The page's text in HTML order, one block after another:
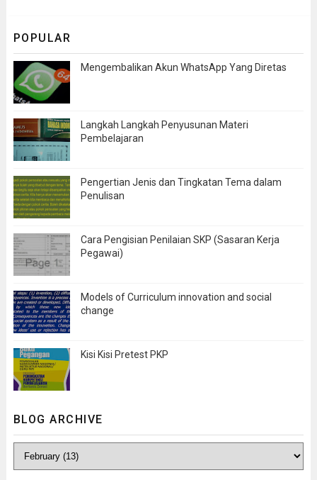
POPULAR
Mengembalikan Akun WhatsApp Yang Diretas
Langkah Langkah Penyusunan Materi
Pembelajaran
Pengertian Jenis dan Tingkatan Tema dalam
Penulisan
Cara Pengisian Penilaian SKP (Sasaran Kerja
Pegawai)
Models of Curriculum innovation and social
change
Kisi Kisi Pretest PKP
BLOG ARCHIVE